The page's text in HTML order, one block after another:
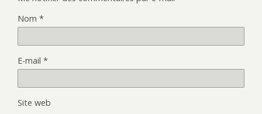
Nom *
E-mail *
Site web